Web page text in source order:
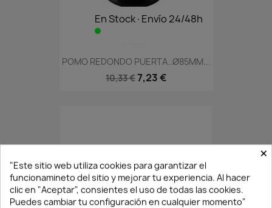
En Stock·Envío 24/48h
POMO REDONDO PUERTA..Ø85MM...
10,33 €7,23 €
×
"Este sitio web utiliza cookies para garantizar el
funcionamineto del sitio y mejorar tu experiencia. Al hacer
clic en "Aceptar", consientes el uso de todas las cookies.
Puedes cambiar tu configuración en cualquier momento"